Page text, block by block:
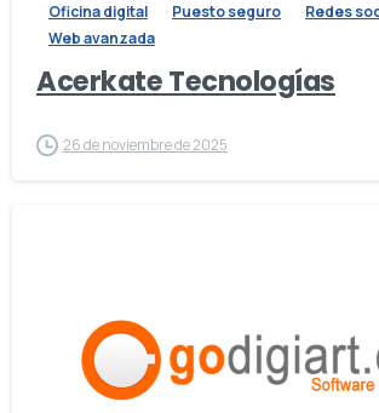
Oficina digital
Puesto seguro Redes
Web avanzada
Acerkate Tecnologías
26 de noviembre de 2025